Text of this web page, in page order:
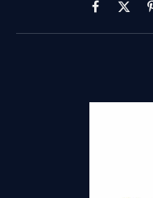
Facebook
X